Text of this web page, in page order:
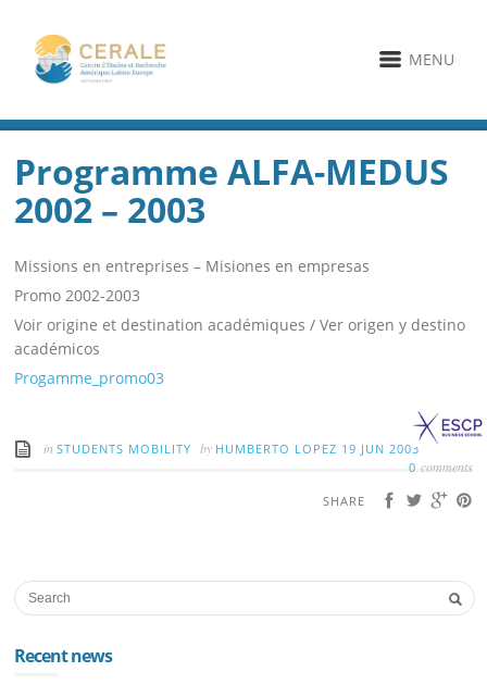
MENU
Programme ALFA-MEDUS
2002 – 2003
Missions en entreprises – Misiones en empresas
Promo 2002-2003
Voir origine et destination académiques / Ver origen y destino
académicos
Progamme_promo03
inSTUDENTS MOBILITY by HUMBERTO LOPEZ 19 JUN 2003
0 comments
SHARE
Recent news